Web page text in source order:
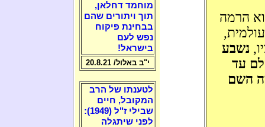
הרמה
נשבע
עד
השם
מוחמד דחלאן,
תוך ויתורים שהם
בבחינת פיקוח
נפש לעם
בישראל!
י"ב באלול/ 20.8.21
לטענתו של הרב
המקובל, חיים
שבילי ז"ל (1949):
לפני שיתגלה